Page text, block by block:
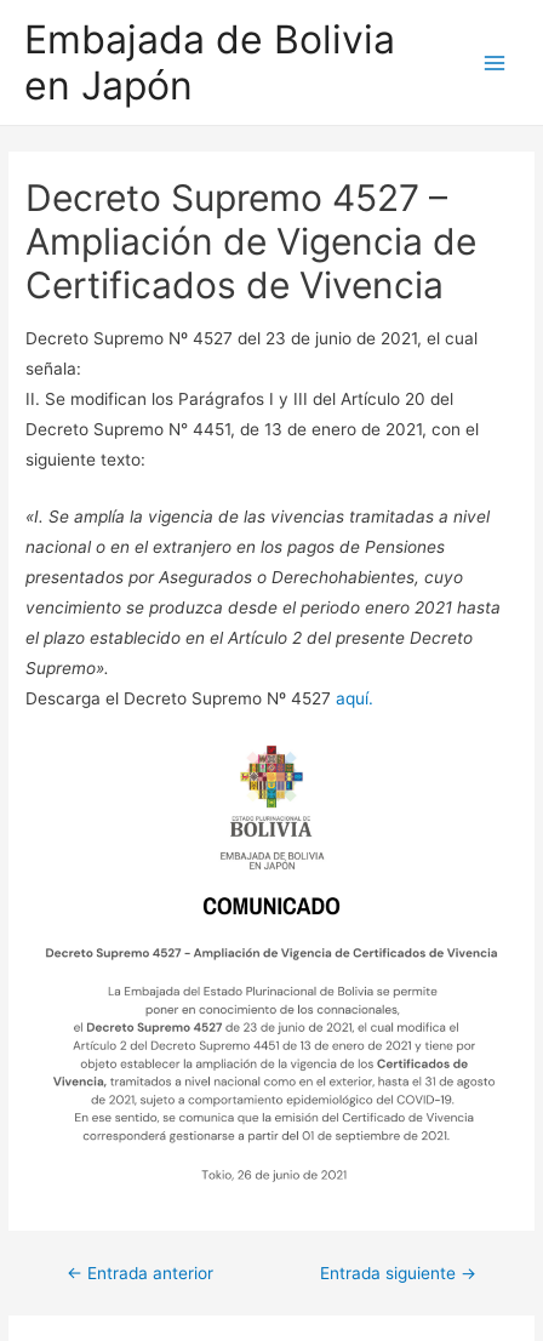
Embajada de Bolivia
en Japón
Decreto Supremo 4527 –
Ampliación de Vigencia de
Certificados de Vivencia
Decreto Supremo Nº 4527 del 23 de junio de 2021, el cual
señala:
II. Se modifican los Parágrafos I y III del Artículo 20 del
Decreto Supremo N° 4451, de 13 de enero de 2021, con el
siguiente texto:
«I. Se amplía la vigencia de las vivencias tramitadas a nivel
nacional o en el extranjero en los pagos de Pensiones
presentados por Asegurados o Derechohabientes, cuyo
vencimiento se produzca desde el periodo enero 2021 hasta
el plazo establecido en el Artículo 2 del presente Decreto
Supremo».
Descarga el Decreto Supremo Nº 4527aquí.
Navegación
← Entrada anterior Entrada siguiente →